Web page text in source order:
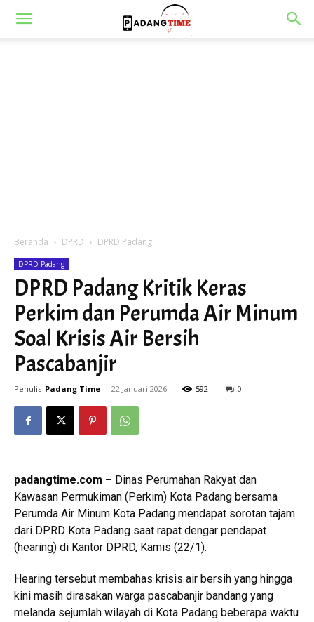
Beranda DPRD DPRD Padang
DPRD Padang
DPRD Padang Kritik Keras
Perkim dan Perumda Air Minum
Soal Krisis Air Bersih
Pascabanjir
Penulis Padang Time - 22 Januari 2026 592 0
padangtime.com – Dinas Perumahan Rakyat dan
Kawasan Permukiman (Perkim) Kota Padang bersama
Perumda Air Minum Kota Padang mendapat sorotan tajam
dari DPRD Kota Padang saat rapat dengar pendapat
(hearing) di Kantor DPRD, Kamis (22/1).
Hearing tersebut membahas krisis air bersih yang hingga
kini masih dirasakan warga pascabanjir bandang yang
melanda sejumlah wilayah di Kota Padang beberapa waktu